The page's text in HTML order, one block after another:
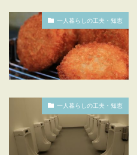
一人暮らしの工夫・知恵
一人暮らしの工夫・知恵